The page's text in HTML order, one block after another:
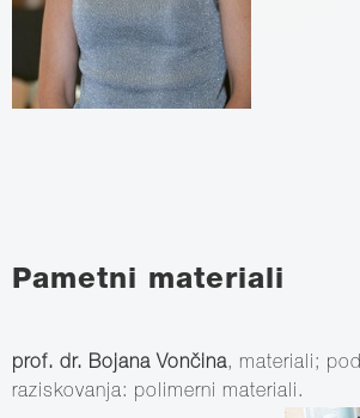
Pametni materiali
prof. dr. Bojana Vončina, materiali;
raziskovanja: polimerni materiali.